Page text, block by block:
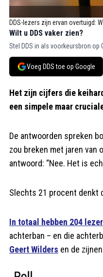
DDS-lezers zijn ervan overtuigd:
Wilt u DDS vaker zien?
Stel DDS in als voorkeursbron op
Voeg DDS toe op Google
Het zijn cijfers die
een simpele maar
De antwoorden spreken
zou breken met jaren van
antwoord: “Nee. Het is
Slechts 21 procent denkt
In totaal hebben 204
achterban – en die
Geert Wilders en de